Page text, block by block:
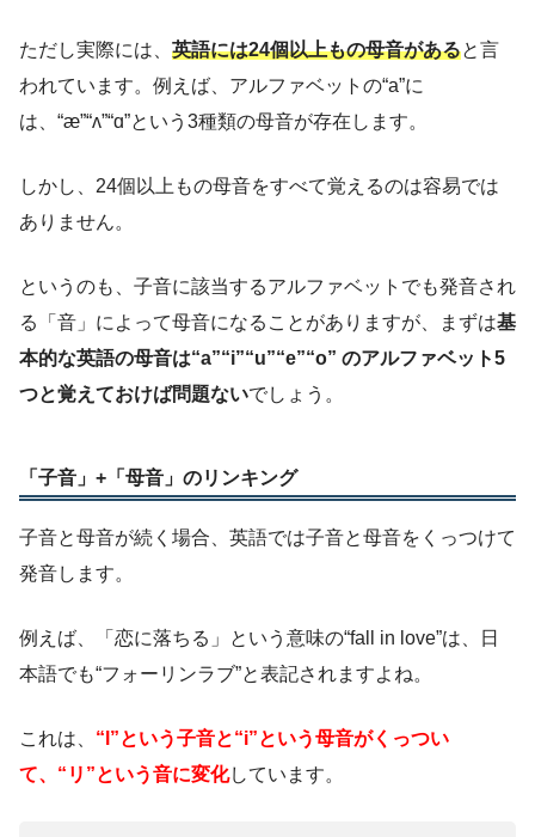
ただし実際には、 英語には24個以上もの母音があると言
われています。例えば、アルファベットの“a”に
は、“æ”“ʌ”“ɑ”という3種類の母音が存在します。
しかし、24個以上もの母音をすべて覚えるのは容易では
ありません。
というのも、子音に該当するアルファベットでも発音され
る「音」によって母音になることがありますが、まずは基
本的な英語の母音は“a”“i”“u”“e”“o” のアルファベット5
つと覚えておけば問題ないでしょう。
「子音」+「母音」のリンキング
子音と母音が続く場合、英語では子音と母音をくっつけて
発音します。
例えば、「恋に落ちる」という意味の“fall in love”は、日
本語でも“フォーリンラブ”と表記されますよね。
これは、 “l”という子音と“i”という母音がくっつい
て、“リ”という音に変化しています。